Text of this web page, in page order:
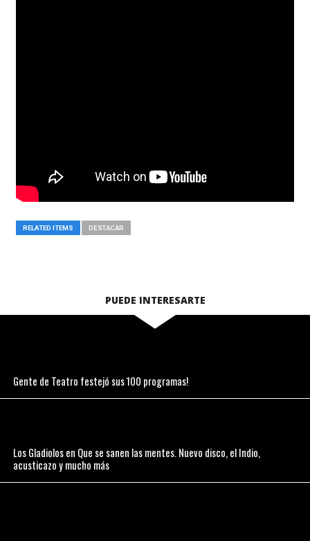
RELATED ITEMS DESTACAR
PUEDE INTERESARTE
Gente de Teatro festejó sus 100 programas!
Los Gladiolos en Que se sanen las mentes. Nuevo disco, el Indio,
acusticazo y mucho más